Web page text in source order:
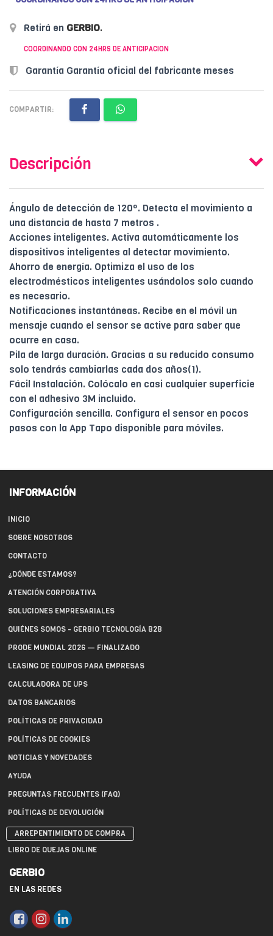
Retirá en GERBIO.
COORDINANDO CON 24HRS DE ANTICIPACION
Garantía Garantía oficial del fabricante meses
COMPARTIR:
Descripción
Ángulo de detección de 120º. Detecta el movimiento a
una distancia de hasta 7 metros .
Acciones inteligentes. Activa automáticamente los
dispositivos inteligentes al detectar movimiento.
Ahorro de energía. Optimiza el uso de los
electrodmésticos inteligentes usándolos solo cuando
es necesario.
Notificaciones instantáneas. Recibe en el móvil un
mensaje cuando el sensor se active para saber que
ocurre en casa.
Pila de larga duración. Gracias a su reducido consumo
solo tendrás cambiarlas cada dos años(1).
Fácil Instalación. Colócalo en casi cualquier superficie
con el adhesivo 3M incluido.
Configuración sencilla. Configura el sensor en pocos
pasos con la App Tapo disponible para móviles.
INFORMACIÓN
INICIO
SOBRE NOSOTROS
CONTACTO
¿DÓNDE ESTAMOS?
ATENCIÓN CORPORATIVA
SOLUCIONES EMPRESARIALES
QUIÉNES SOMOS - GERBIO TECNOLOGÍA B2B
PRODE MUNDIAL 2026 — FINALIZADO
LEASING DE EQUIPOS PARA EMPRESAS
CALCULADORA DE UPS
DATOS BANCARIOS
POLÍTICAS DE PRIVACIDAD
POLÍTICAS DE COOKIES
NOTICIAS Y NOVEDADES
AYUDA
PREGUNTAS FRECUENTES (FAQ)
POLÍTICAS DE DEVOLUCIÓN
ARREPENTIMIENTO DE COMPRA
LIBRO DE QUEJAS ONLINE
GERBIO
EN LAS REDES